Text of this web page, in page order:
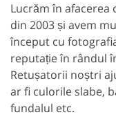
Lucrăm în
din 2003 și avem
început cu
reputație în rândul
Retușatorii noștri
ar fi culorile slabe,
fundalul etc.